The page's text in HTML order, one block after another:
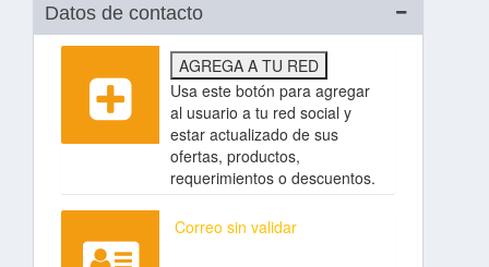
Datos de contacto
AGREGA A TU RED
Usa este botón para agregar
al usuario a tu red social y
estar actualizado de sus
ofertas, productos,
requerimientos o descuentos.
Correo sin validar